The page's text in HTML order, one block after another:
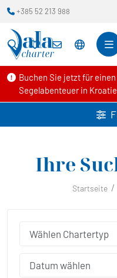
Buchen Sie jetzt für
Segelabenteuer in
+385 52 213 988
Ihre
Startseite
Wählen Chartertyp